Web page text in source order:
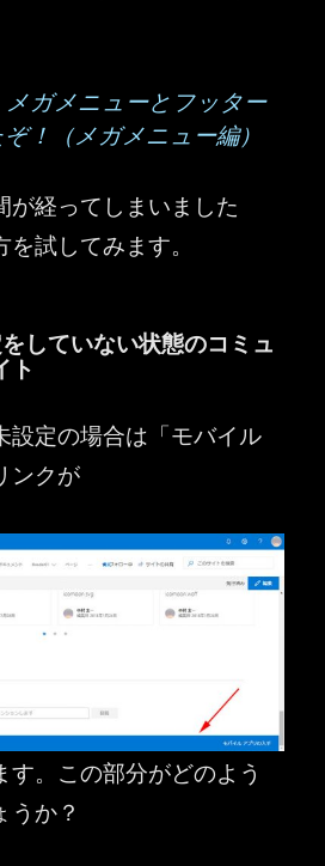
メガメニューとフッター
！（メガメニュー編）
が経ってしまいました
試してみます。
していない状態のコミュ
ト
定の場合は「モバイル
ンクが
す。この部分がどのよう
うか？